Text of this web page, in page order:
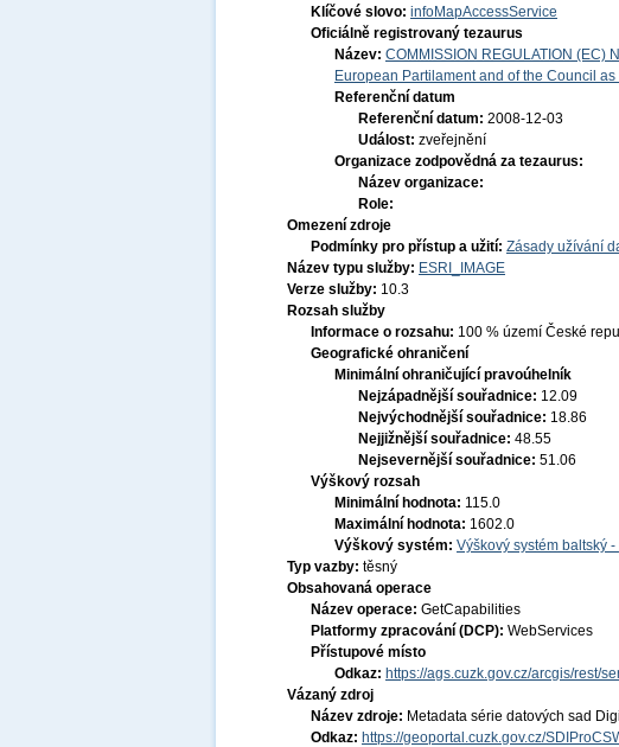
Klíčové slovo: infoMapAccessService
Oficiálně registrovaný tezaurus
Název: COMMISSION REGULATION (EC)
European Partilament and of the Council
Referenční datum
Referenční datum: 2008-12-03
Událost: zveřejnění
Organizace zodpovědná za tezaurus:
Název organizace:
Role:
Omezení zdroje
Podmínky pro přístup a užití: Zásady užívání
Název typu služby: ESRI_IMAGE
Verze služby: 10.3
Rozsah služby
Informace o rozsahu: 100 % území České
Geografické ohraničení
Minimální ohraničující pravoúhelník
Nejzápadnější souřadnice: 12.09
Nejvýchodnější souřadnice: 18.86
Nejjižnější souřadnice: 48.55
Nejsevernější souřadnice: 51.06
Výškový rozsah
Minimální hodnota: 115.0
Maximální hodnota: 1602.0
Výškový systém: Výškový systém baltský
Typ vazby: těsný
Obsahovaná operace
Název operace: GetCapabilities
Platformy zpracování (DCP): WebServices
Přístupové místo
Odkaz: https://ags.cuzk.gov.cz/arcgis/rest/
Vázaný zdroj
Název zdroje: Metadata série datových sad
Odkaz: https://geoportal.cuzk.gov.cz/